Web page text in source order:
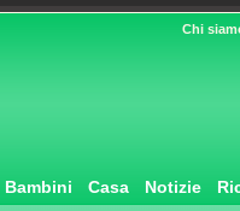
Chi
Bambini Casa Notizie